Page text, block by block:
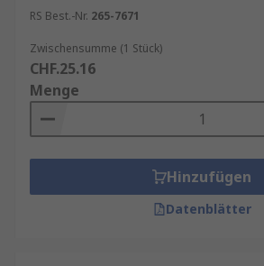
RS Best.-Nr. 265-7671
Zwischensumme (1 Stück)
CHF.25.16
Menge
Hinzufügen
Datenblätter